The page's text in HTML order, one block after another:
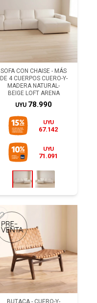
SOFA CON CHAISE - MÁS
DE 4 CUERPOS CUERO-Y-
MADERA NATURAL-
BEIGE LOFT ARENA
UYU 78.990
UYU
67.142
UYU
71.091
BUTACA - CUERO-Y-